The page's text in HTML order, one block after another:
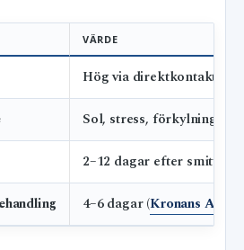
VÄRDE
Hög via direktkontakt
Sol, stress, förkylning
2–12 dagar efter smitta
4–6 dagar (Kronans